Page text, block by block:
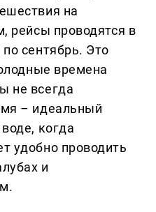
на
рейсы проводятся в
сентябрь. Это
времена
не всегда
– идеальный
когда
удобно проводить
и